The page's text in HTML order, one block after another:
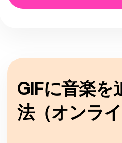
GIFに音楽を
法（オンライ